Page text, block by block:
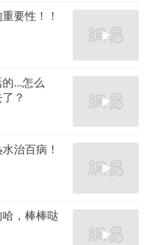
要性！！
的…怎么
？
治百病！
，棒棒哒